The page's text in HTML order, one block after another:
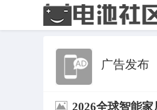
广告发布
2026全球智能